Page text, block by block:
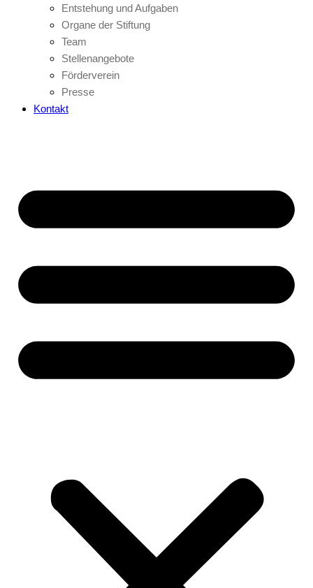
Entstehung und Aufgaben
Organe der Stiftung
Team
Stellenangebote
Förderverein
Presse
Kontakt